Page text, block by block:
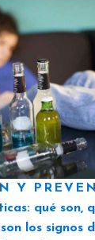
Y
qué son,
los signos